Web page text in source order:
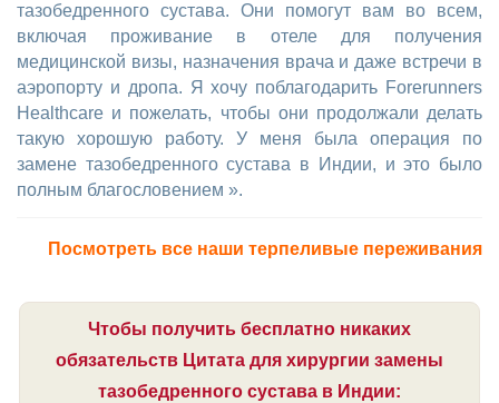
тазобедренного сустава. Они помогут вам во всем,
включая проживание в отеле для получения
медицинской визы, назначения врача и даже встречи в
аэропорту и дропа. Я хочу поблагодарить Forerunners
Healthcare и пожелать, чтобы они продолжали делать
такую хорошую работу. У меня была операция по
замене тазобедренного сустава в Индии, и это было
полным благословением ».
Посмотреть все наши терпеливые переживания
Чтобы получить бесплатно никаких
обязательств Цитата для хирургии замены
тазобедренного сустава в Индии: